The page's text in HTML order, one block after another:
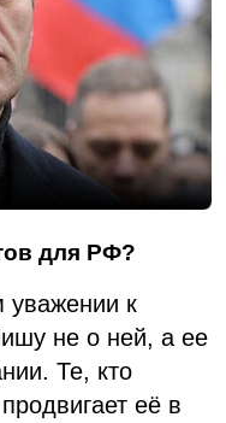
для РФ?
уважении к
не о ней, а ее
Те, кто
её в